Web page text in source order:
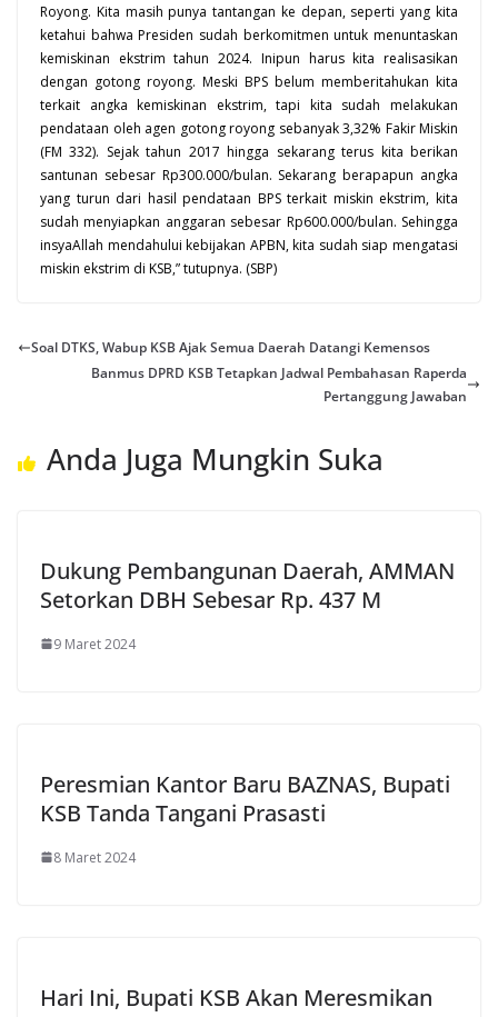
Royong. Kita masih punya tantangan ke depan, seperti yang kita
ketahui bahwa Presiden sudah berkomitmen untuk menuntaskan
kemiskinan ekstrim tahun 2024. Inipun harus kita realisasikan
dengan gotong royong. Meski BPS belum memberitahukan kita
terkait angka kemiskinan ekstrim, tapi kita sudah melakukan
pendataan oleh agen gotong royong sebanyak 3,32% Fakir Miskin
(FM 332). Sejak tahun 2017 hingga sekarang terus kita berikan
santunan sebesar Rp300.000/bulan. Sekarang berapapun angka
yang turun dari hasil pendataan BPS terkait miskin ekstrim, kita
sudah menyiapkan anggaran sebesar Rp600.000/bulan. Sehingga
insyaAllah mendahului kebijakan APBN, kita sudah siap mengatasi
miskin ekstrim di KSB,” tutupnya. (SBP)
Soal DTKS, Wabup KSB Ajak Semua Daerah Datangi Kemensos
Banmus DPRD KSB Tetapkan Jadwal Pembahasan Raperda
Pertanggung Jawaban
Anda Juga Mungkin Suka
Dukung Pembangunan Daerah, AMMAN
Setorkan DBH Sebesar Rp. 437 M
9 Maret 2024
Peresmian Kantor Baru BAZNAS, Bupati
KSB Tanda Tangani Prasasti
8 Maret 2024
Hari Ini, Bupati KSB Akan Meresmikan